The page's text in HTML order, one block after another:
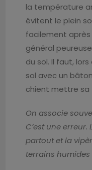
la température
évitent le plein
facilement après
général
du sol. Il faut,
sol avec un
chient mettre sa
On associe
C’est une
partout et la
terrains